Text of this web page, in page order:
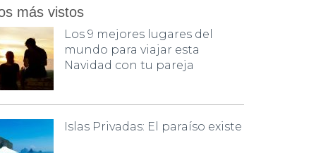
más vistos
Los 9 mejores lugares del
mundo para viajar esta
Navidad con tu pareja
Islas Privadas: El paraíso existe